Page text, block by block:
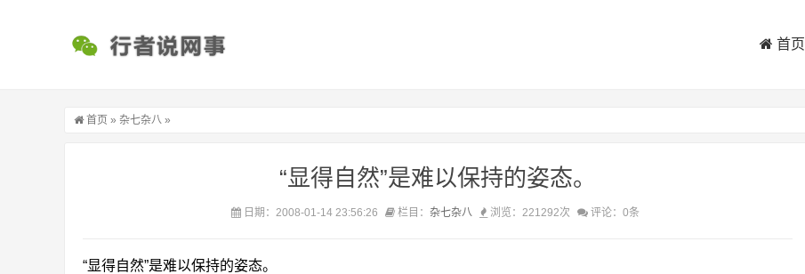
首页
首页 » 杂七杂八 »
“显得自然”是难以保持的姿态。
日期：2008-01-14 23:56:26 栏目： 杂七杂八 浏览：221292次 评论：0条
“显得自然”是难以保持的姿态。